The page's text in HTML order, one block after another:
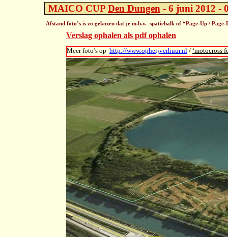
MAICO CUP Den Dungen - 6 juni 2012 -
Afstand foto’s is zo gekozen dat je m.b.v. spatiebalk of “Page-Up / Page-
Meer foto’s op http://www.opheijverhuur.nl / ‘motocross
Verslag ophalen als pdf ophalen